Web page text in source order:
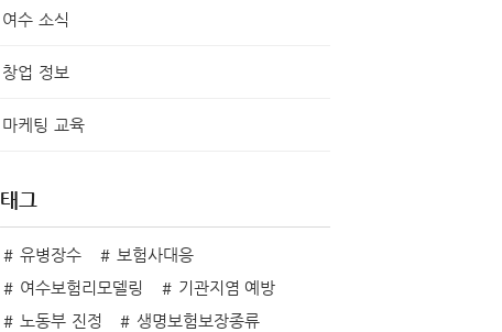
여수 소식
창업 정보
마케팅 교육
태그
유병장수
보험사대응
여수보험리모델링
기관지염 예방
노동부 진정
생명보험보장종류